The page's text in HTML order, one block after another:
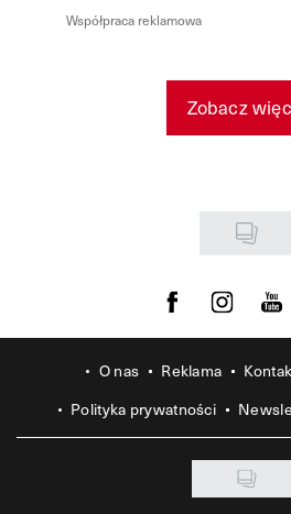
Współpraca reklamowa
Zobacz
Visit us on Facebook
Visit us onVisit
O nas Reklama
Polityka prywatności